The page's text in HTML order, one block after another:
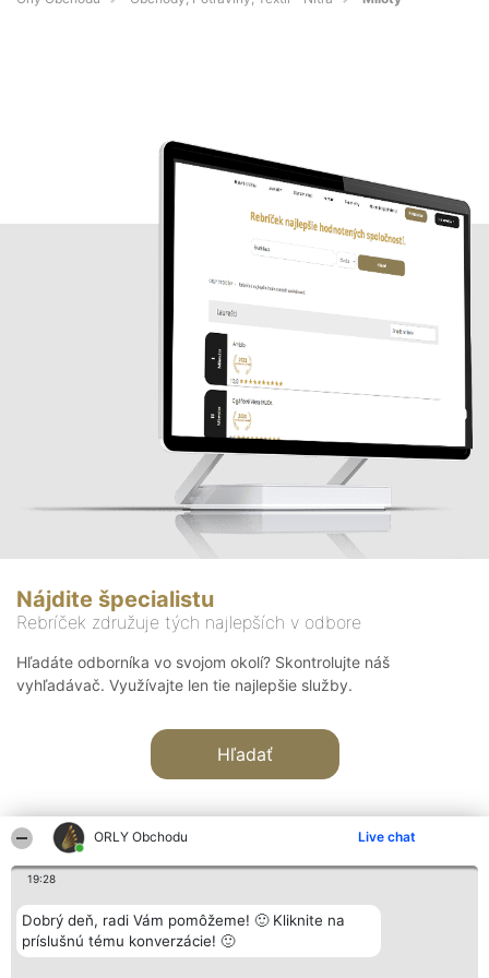
ORLY Obchodu Live chat
19:28
Dobrý deň, radi Vám pomôžeme! 🙂 Kliknite na
príslušnú tému konverzácie! 🙂
Nájdite špecialistu
Rebríček združuje tých najlepších v odbore
Hľadáte odborníka vo svojom okolí? Skontrolujte náš
vyhľadávač. Využívajte len tie najlepšie služby.
Hľadať
Organizátor hodnotenia
Bright Side Solutions sp. z o.
o. sp. k.
Hodnotenie
Laureáti
Lista
Kontakt
Kontakt